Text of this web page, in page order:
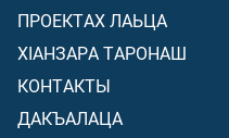
ПРОЕКТАХ ЛАЬЦА
ХIАНЗАРА ТАРОНАШ
КОНТАКТЫ
ДАКЪАЛАЦА